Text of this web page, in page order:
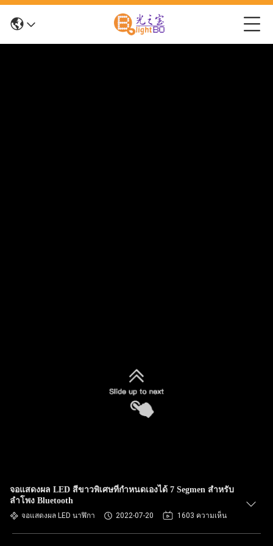
จอแสดงผล LED สีขาวพิเศษที่กำหนดเองได้ 7 Segmen สำหรับ
ลำโพง Bluetooth
จอแสดงผล LED นาฬิกา 2022-07-20 1603 ความเห็น